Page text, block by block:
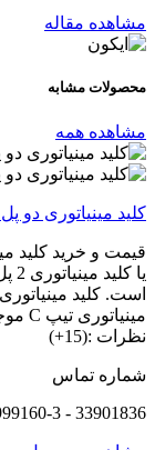
مشاهده مقاله
محصولات مشابه
مشاهده همه
کلید مینیاتوری دو پل 63 آمپر هیوندای
مینیاتوری تیپ C موجود می باشد.
نظرات :(15+)
شماره تماس
33901836 - 33999160-3